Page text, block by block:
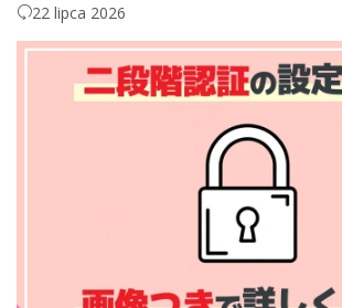
22 lipca 2026